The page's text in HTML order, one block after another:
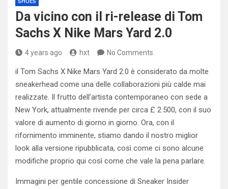
Da vicino con il ri-release di Tom
Sachs X Nike Mars Yard 2.0
4 years ago hxt No Comments
il Tom Sachs X Nike Mars Yard 2.0 è considerato da molte
sneakerhead come una delle collaborazioni più calde mai
realizzate. Il frutto dell’artista contemporaneo con sede a
New York, attualmente rivende per circa £ 2.500, con il suo
valore di aumento di giorno in giorno. Ora, con il
rifornimento imminente, stiamo dando il nostro miglior
look alla versione ripubblicata, così come ci sono alcune
modifiche proprio qui così come che vale la pena parlare.
Immagini per gentile concessione di Sneaker Insider